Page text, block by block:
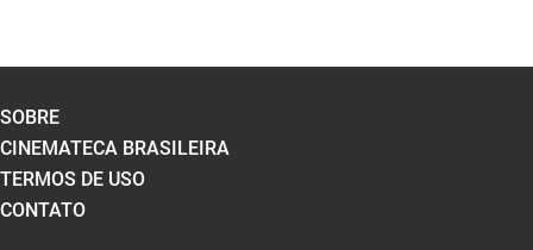
SOBRE
CINEMATECA BRASILEIRA
TERMOS DE USO
CONTATO